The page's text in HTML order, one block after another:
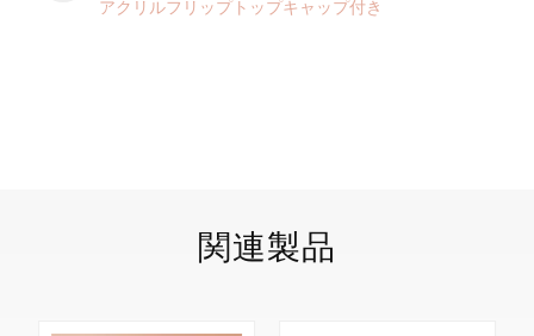
アクリルフリップトップキャップ付き
関連製品